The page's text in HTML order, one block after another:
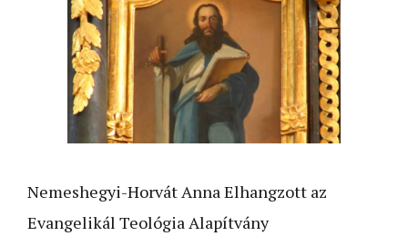
Nemeshegyi-Horvát Anna Elhangzott az
Evangelikál Teológia Alapítvány